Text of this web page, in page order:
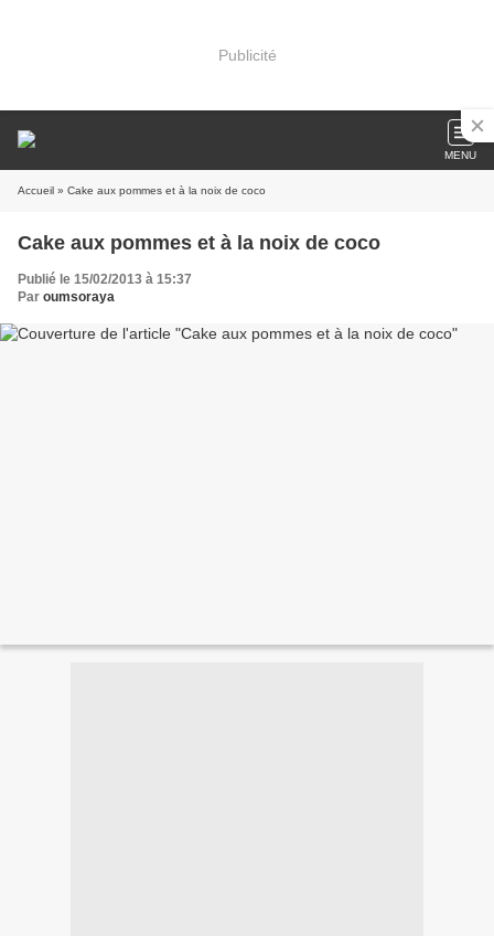
Publicité
MENU
Accueil » Cake aux pommes et à la noix de coco
Cake aux pommes et à la noix de coco
Publié le 15/02/2013 à 15:37
Par oumsoraya